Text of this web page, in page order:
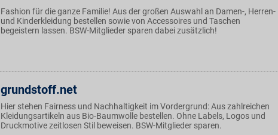
Fashion für die ganze Familie! Aus der großen Auswahl an Damen-, Herren-
und Kinderkleidung bestellen sowie von Accessoires und Taschen
begeistern lassen. BSW-Mitglieder sparen dabei zusätzlich!
grundstoff.net
Hier stehen Fairness und Nachhaltigkeit im Vordergrund: Aus zahlreichen
Kleidungsartikeln aus Bio-Baumwolle bestellen. Ohne Labels, Logos und
Druckmotive zeitlosen Stil beweisen. BSW-Mitglieder sparen.